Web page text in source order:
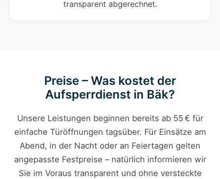
transparent abgerechnet.
Preise – Was kostet der
Aufsperrdienst in Bäk?
Unsere Leistungen beginnen bereits ab 55 € für
einfache Türöffnungen tagsüber. Für Einsätze am
Abend, in der Nacht oder an Feiertagen gelten
angepasste Festpreise – natürlich informieren wir
Sie im Voraus transparent und ohne versteckte